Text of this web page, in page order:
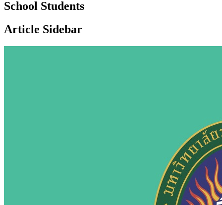
School Students
Article Sidebar